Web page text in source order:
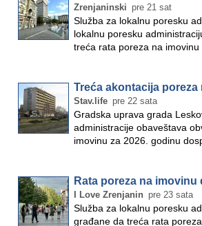
Zrenjaninski pre 21 sat
Služba za lokalnu poresku
lokalnu poresku
treća rata poreza na
Treća akontacija
Stav.life pre 22 sata
Gradska uprava grada
administracije obaveštava
imovinu za 2026. godinu
Rata poreza na
I Love Zrenjanin pre 23 sata
Služba za lokalnu poresku
građane da treća rata